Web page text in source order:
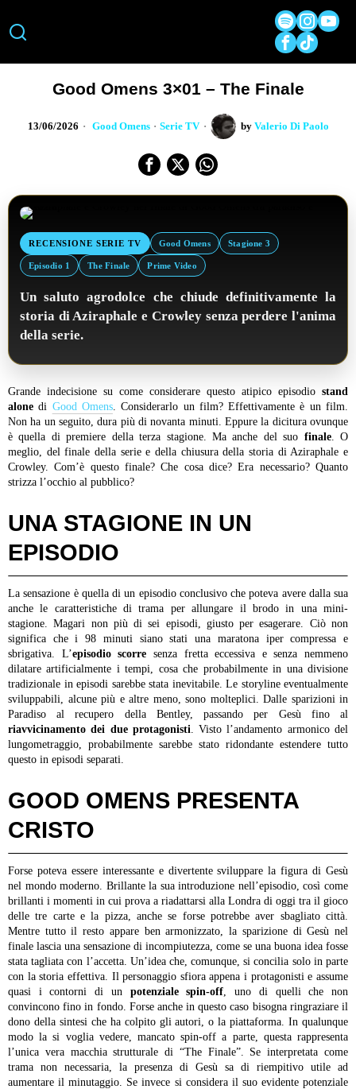
Good Omens 3×01 – The Finale
13/06/2026 Good Omens · Serie TV by Valerio Di Paolo
RECENSIONE SERIE TV Good Omens Stagione 3
Episodio 1 The Finale Prime Video
Un saluto agrodolce che chiude definitivamente la
storia di Aziraphale e Crowley senza perdere l'anima
della serie.
Grande indecisione su come considerare questo atipico episodio stand
alonedi Good Omens. Considerarlo un film? Effettivamente è un film.
Non ha un seguito, dura più di novanta minuti. Eppure la dicitura ovunque
è quella di premiere della terza stagione. Ma anche del suo finale. O
meglio, del finale della serie e della chiusura della storia di Aziraphale e
Crowley. Com’è questo finale? Che cosa dice? Era necessario? Quanto
strizza l’occhio al pubblico?
UNA STAGIONE IN UN
EPISODIO
La sensazione è quella di un episodio conclusivo che poteva avere dalla sua
anche le caratteristiche di trama per allungare il brodo in una mini-
stagione. Magari non più di sei episodi, giusto per esagerare. Ciò non
significa che i 98 minuti siano stati una maratona iper compressa e
sbrigativa. L’episodio scorre senza fretta eccessiva e senza nemmeno
dilatare artificialmente i tempi, cosa che probabilmente in una divisione
tradizionale in episodi sarebbe stata inevitabile. Le storyline eventualmente
sviluppabili, alcune più e altre meno, sono molteplici. Dalle sparizioni in
Paradiso al recupero della Bentley, passando per Gesù fino al
riavvicinamento dei due protagonisti. Visto l’andamento armonico del
lungometraggio, probabilmente sarebbe stato ridondante estendere tutto
questo in episodi separati.
GOOD OMENS PRESENTA
CRISTO
Forse poteva essere interessante e divertente sviluppare la figura di Gesù
nel mondo moderno. Brillante la sua introduzione nell’episodio, così come
brillanti i momenti in cui prova a riadattarsi alla Londra di oggi tra il gioco
delle tre carte e la pizza, anche se forse potrebbe aver sbagliato città.
Mentre tutto il resto appare ben armonizzato, la sparizione di Gesù nel
finale lascia una sensazione di incompiutezza, come se una buona idea fosse
stata tagliata con l’accetta. Un’idea che, comunque, si concilia solo in parte
con la storia effettiva. Il personaggio sfiora appena i protagonisti e assume
quasi i contorni di un potenziale spin-off, uno di quelli che non
convincono fino in fondo. Forse anche in questo caso bisogna ringraziare il
dono della sintesi che ha colpito gli autori, o la piattaforma. In qualunque
modo la si voglia vedere, mancato spin-off a parte, questa rappresenta
l’unica vera macchia strutturale di “The Finale”. Se interpretata come
trama non necessaria, la presenza di Gesù sa di riempitivo utile ad
aumentare il minutaggio. Se invece si considera il suo evidente potenziale